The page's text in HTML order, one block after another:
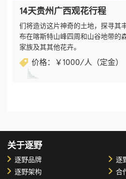
14天贵州广西观花行程
们将造访这片神奇的土地，探寻其
布在喀斯特山峰四周和山谷地带的
家族及其其他花卉。
价格：￥​1000/人（定金）
关于逐野
逐野品牌
逐
逐野架构
合